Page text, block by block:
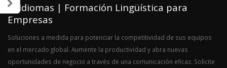
IC Idiomas | Formación Lingüística para
Empresas
Soluciones a medida para potenciar la competitividad de sus equipos
en el mercado global. Aumente la productividad y abra nuevas
oportunidades de negocio a través de una comunicación eficaz. Solicite